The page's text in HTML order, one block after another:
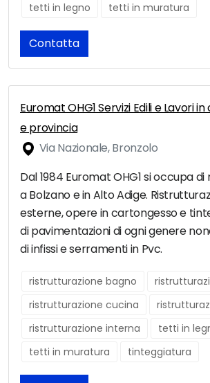
tetti in legno
tetti in muratura
Contatta
Euromat OHG1 Servizi Edili e Lavori
e provincia
Via Nazionale, Bronzolo
Dal 1984 Euromat OHG1 si occupa
a Bolzano e in Alto Adige.
esterne, opere in cartongesso e
di pavimentazioni di ogni genere
di infissi e serramenti in Pvc.
ristrutturazione bagno
ristrutturazione cucina
ristrutturazione interna
tetti in
tetti in muratura
tinteggiatura